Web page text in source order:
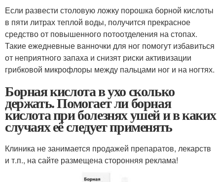
Если развести столовую ложку порошка борной кислоты
в пяти литрах теплой воды, получится прекрасное
средство от повышенного потоотделения на стопах.
Такие ежедневные ванночки для ног помогут избавиться
от неприятного запаха и снизят риски активизации
грибковой микрофлоры между пальцами ног и на ногтях.
Борная кислота в ухо сколько
держать. Помогает ли борная
кислота при болезнях ушей и в каких
случаях её следует применять
Клиника не занимается продажей препаратов, лекарств
и т.п., на сайте размещена сторонняя реклама!